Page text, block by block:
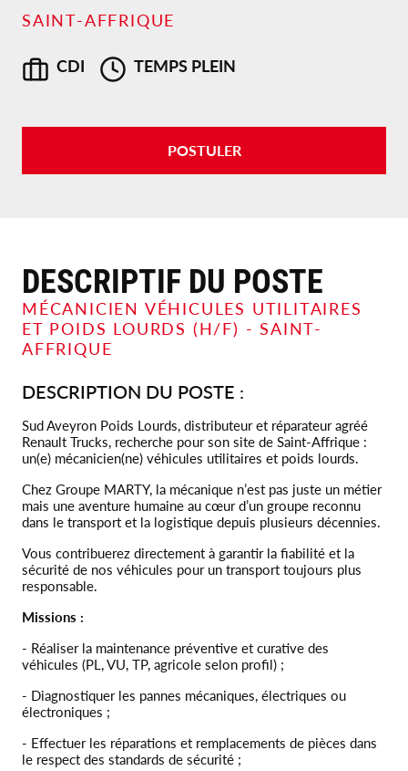
SAINT-AFFRIQUE
CDI
TEMPS PLEIN
POSTULER
DESCRIPTIF DU POSTE
MÉCANICIEN VÉHICULES UTILITAIRES
ET POIDS LOURDS (H/F) -SAINT-
AFFRIQUE
DESCRIPTION DU POSTE :
Sud Aveyron Poids Lourds, distributeur et réparateur agréé
Renault Trucks, recherche pour son site de Saint-Affrique :
un(e) mécanicien(ne) véhicules utilitaires et poids lourds.
Chez Groupe MARTY, la mécanique n’est pas juste un métier
mais une aventure humaine au cœur d’un groupe reconnu
dans le transport et la logistique depuis plusieurs décennies.
Vous contribuerez directement à garantir la fiabilité et la
sécurité de nos véhicules pour un transport toujours plus
responsable.
Missions :
- Réaliser la maintenance préventive et curative des
véhicules (PL, VU, TP, agricole selon profil) ;
- Diagnostiquer les pannes mécaniques, électriques ou
électroniques ;
- Effectuer les réparations et remplacements de pièces dans
le respect des standards de sécurité ;